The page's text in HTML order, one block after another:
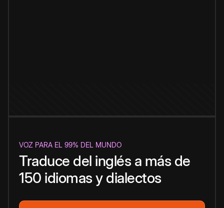
VOZ PARA EL 99% DEL MUNDO
Traduce del inglés a más de
150 idiomas y dialectos